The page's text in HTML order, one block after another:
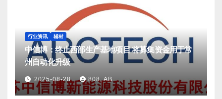
行业资讯 辅材
中信博：终止西部生产基地项目 将募集资金用于常
州自动化升级
2025-08-28 808, AB